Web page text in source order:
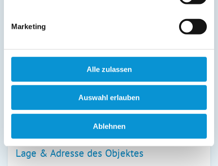
Marketing
Alle zulassen
Auswahl erlauben
Ablehnen
Großzügige ebenerdige FeWo für 6 Gäste mit 2 Terrassen,
z.T. überdacht, Blick ins Grüne, eigene Liegewiese, 300m zur
Ostsee, Bolz-u. Spielfläche, Kaminofen, Hund willkommen, E-
Ladestation für PKW und Räder. Ideal für Menschen die
Natur zu schätzen wissen. 3 Restaurants in Laufdistanz, 2km
weiterlesen
Lage & Adresse des Objektes